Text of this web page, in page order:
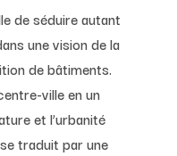
de séduire autant
une vision de la
de bâtiments.
ville en un
et l’urbanité
traduit par une